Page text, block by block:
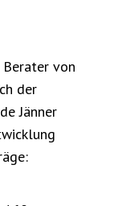
von
der
Jänner